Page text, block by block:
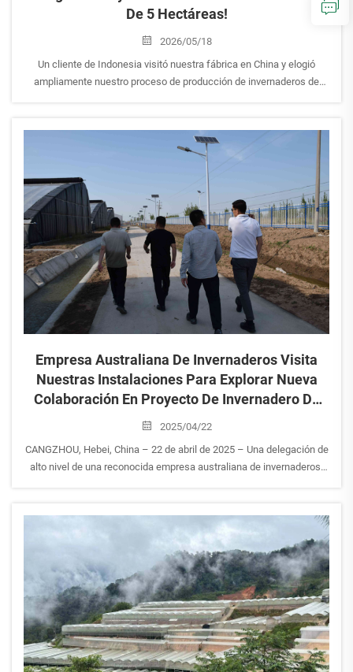
De 5 Hectáreas!
2026/05/18
Un cliente de Indonesia visitó nuestra fábrica en China y elogió
ampliamente nuestro proceso de producción de invernaderos de
invernadero de película de 5 hectáreas!
Empresa Australiana De Invernaderos Visita
Nuestras Instalaciones Para Explorar Nueva
Colaboración En Proyecto De Invernadero De
Vidrio Para Fresas De 50.000 M²
2025/04/22
CANGZHOU, Hebei, China – 22 de abril de 2025 – Una delegación de
alto nivel de una reconocida empresa australiana de invernaderos,
instalaciones de nuestra empresa...